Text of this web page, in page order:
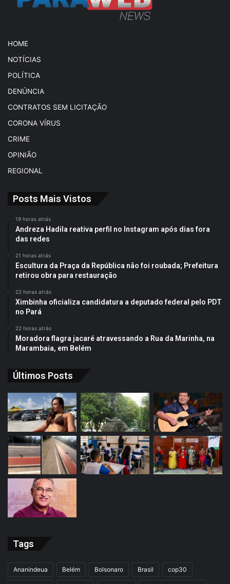
HOME
NOTÍCIAS
POLÍTICA
DENÚNCIA
CONTRATOS SEM LICITAÇÃO
CORONA VÍRUS
CRIME
OPINIÃO
REGIONAL
Posts Mais Vistos
19 horas atrás
Andreza Hadila reativa perfil no Instagram após dias fora
das redes
21 horas atrás
Escultura da Praça da República não foi roubada; Prefeitura
retirou obra para restauração
22 horas atrás
Ximbinha oficializa candidatura a deputado federal pelo PDT
no Pará
22 horas atrás
Moradora flagra jacaré atravessando a Rua da Marinha, na
Marambaia, em Belém
Últimos Posts
Tags
Ananindeua Belém Bolsonaro Brasil cop30